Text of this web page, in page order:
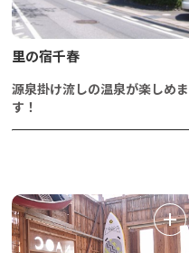
里の宿千春
源泉掛け流しの温泉が楽しめま
す！